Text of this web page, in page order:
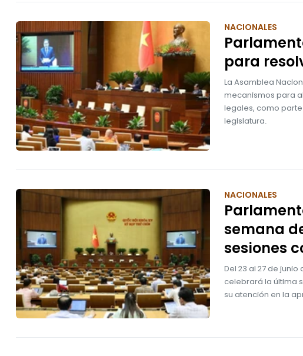
NACIONALES
para
La Asamblea
mecanismos para
legales, como
legislatura.
NACIONALES
semana
sesiones
Del 23 al 27 de
celebrará la última
su atención en la